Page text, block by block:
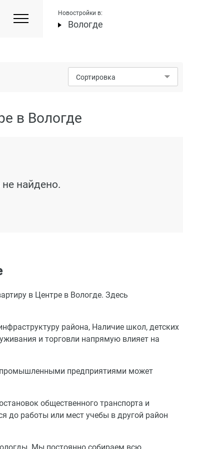
Новостройки в:
Вологде
Сортировка
в Вологде
найдено.
в Центре в Вологде. Здесь
района, Наличие школ, детских
и торговли напрямую влияет на
промышленными предприятиями может
общественного транспорта и
до работы или мест учебы в другой район